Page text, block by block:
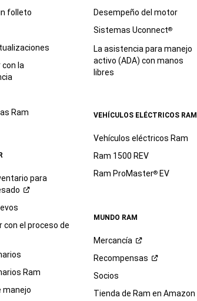
folleto
la
Ram
para
con el proceso de
Ram
manejo
Desempeño del motor
Sistemas Uconnect®
La asistencia para manejo
activo (ADA) con manos
libres
VEHÍCULOS ELÉCTRICOS RAM
Vehículos eléctricos Ram
Ram 1500 REV
Ram ProMaster®EV
MUNDO RAM
Mercancía
Recompensas
Socios
Tienda de Ram en Amazon